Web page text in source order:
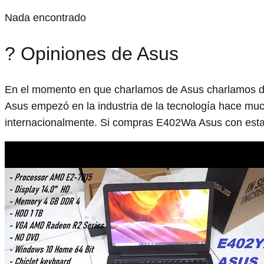
Nada encontrado
? Opiniones de Asus
En el momento en que charlamos de Asus
Asus empezó en la industria de la tecnología hace
internacionalmente. Si compras E402Wa Asus con